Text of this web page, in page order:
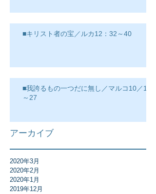
■キリスト者の宝／ルカ12：32～40
■我誇るもの一つだに無し／マルコ10／17
～27
アーカイブ
2020年3月
2020年2月
2020年1月
2019年12月